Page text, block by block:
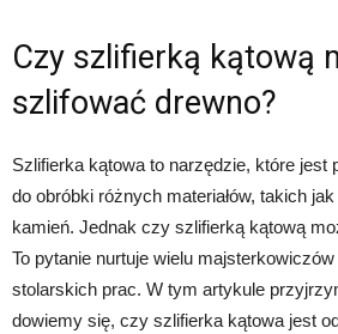
Czy szlifierką kątową
szlifować drewno?
Szlifierka kątowa to narzędzie, które jest
do obróbki różnych materiałów, takich
kamień. Jednak czy szlifierką kątową
To pytanie nurtuje wielu
stolarskich prac. W tym artykule
dowiemy się, czy szlifierka kątowa jest